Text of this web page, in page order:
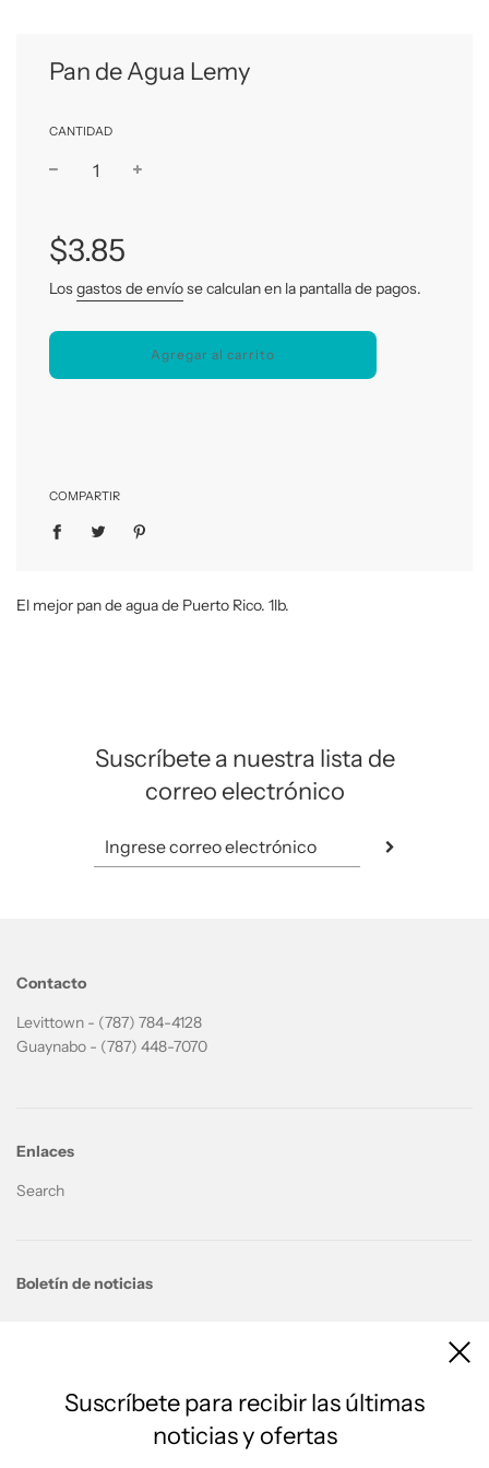
Pan de Agua Lemy
CANTIDAD
habitual
$3.85
Losgastos de envíose calculan en la pantalla de pagos.
Agregar al carrito
COMPARTIR
El mejor pan de agua de Puerto Rico. 1lb.
Suscríbete a nuestra lista de
correo electrónico
Contacto
Levittown - (787) 784-4128
Guaynabo - (787) 448-7070
Enlaces
Search
Boletín de noticias
Suscríbete para recibir las últimas
noticias y ofertas